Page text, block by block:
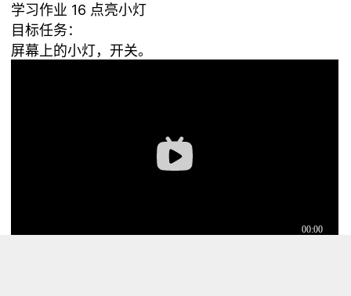
学习作业 16 点亮小灯
目标任务：
屏幕上的小灯，开关。